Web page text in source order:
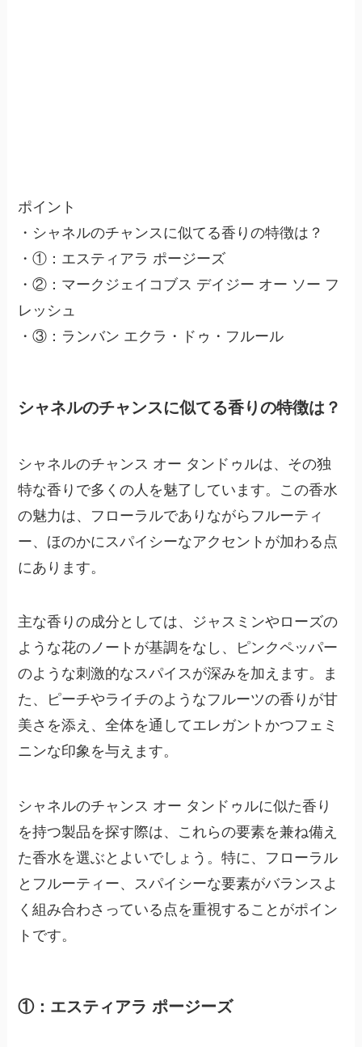
ポイント
・シャネルのチャンスに似てる香りの特徴は？
・①：エスティアラ ポージーズ
・②：マークジェイコブス デイジー オー ソー フ
レッシュ
・③：ランバン エクラ・ドゥ・フルール
シャネルのチャンスに似てる香りの特徴は？
シャネルのチャンス オー タンドゥルは、その独
特な香りで多くの人を魅了しています。この香水
の魅力は、 フローラルでありながらフルーティ
ー、ほのかにスパイシーなアクセント が加わる点
にあります。
主な香りの成分としては、 ジャスミンやローズの
ような花のノートが基調 をなし、ピンクペッパー
のような刺激的なスパイスが深みを加えます。ま
た、ピーチやライチのようなフルーツの香りが甘
美さを添え、全体を通してエレガントかつフェミ
ニンな印象を与えます。
シャネルのチャンス オー タンドゥルに似た香り
を持つ製品を探す際は、これらの要素を兼ね備え
た香水を選ぶとよいでしょう。特に、フローラル
とフルーティー、スパイシーな要素がバランスよ
く組み合わさっている点を重視することがポイン
トです。
①：エスティアラ ポージーズ